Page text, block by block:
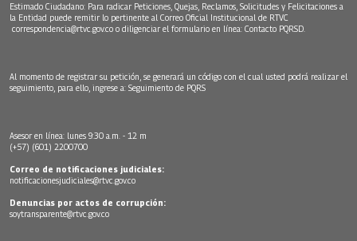
Estimado Ciudadano: Para radicar Peticiones, Quejas, Reclamos, Solicitudes y Felicitaciones a
la Entidad puede remitir lo pertinente al Correo Oficial Institucional de RTVC
correspondencia@rtvc.gov.co o diligenciar el formulario en línea: Contacto PQRSD.
Al momento de registrar su petición, se generará un código con el cual usted podrá realizar el
seguimiento, para ello, ingrese a: Seguimiento de PQRS
Asesor en línea: lunes 9:30 a.m. - 12 m
(+57) (601) 2200700
Correo de notificaciones judiciales:
notificacionesjudiciales@rtvc.gov.co
Denuncias por actos de corrupción:
soytransparente@rtvc.gov.co